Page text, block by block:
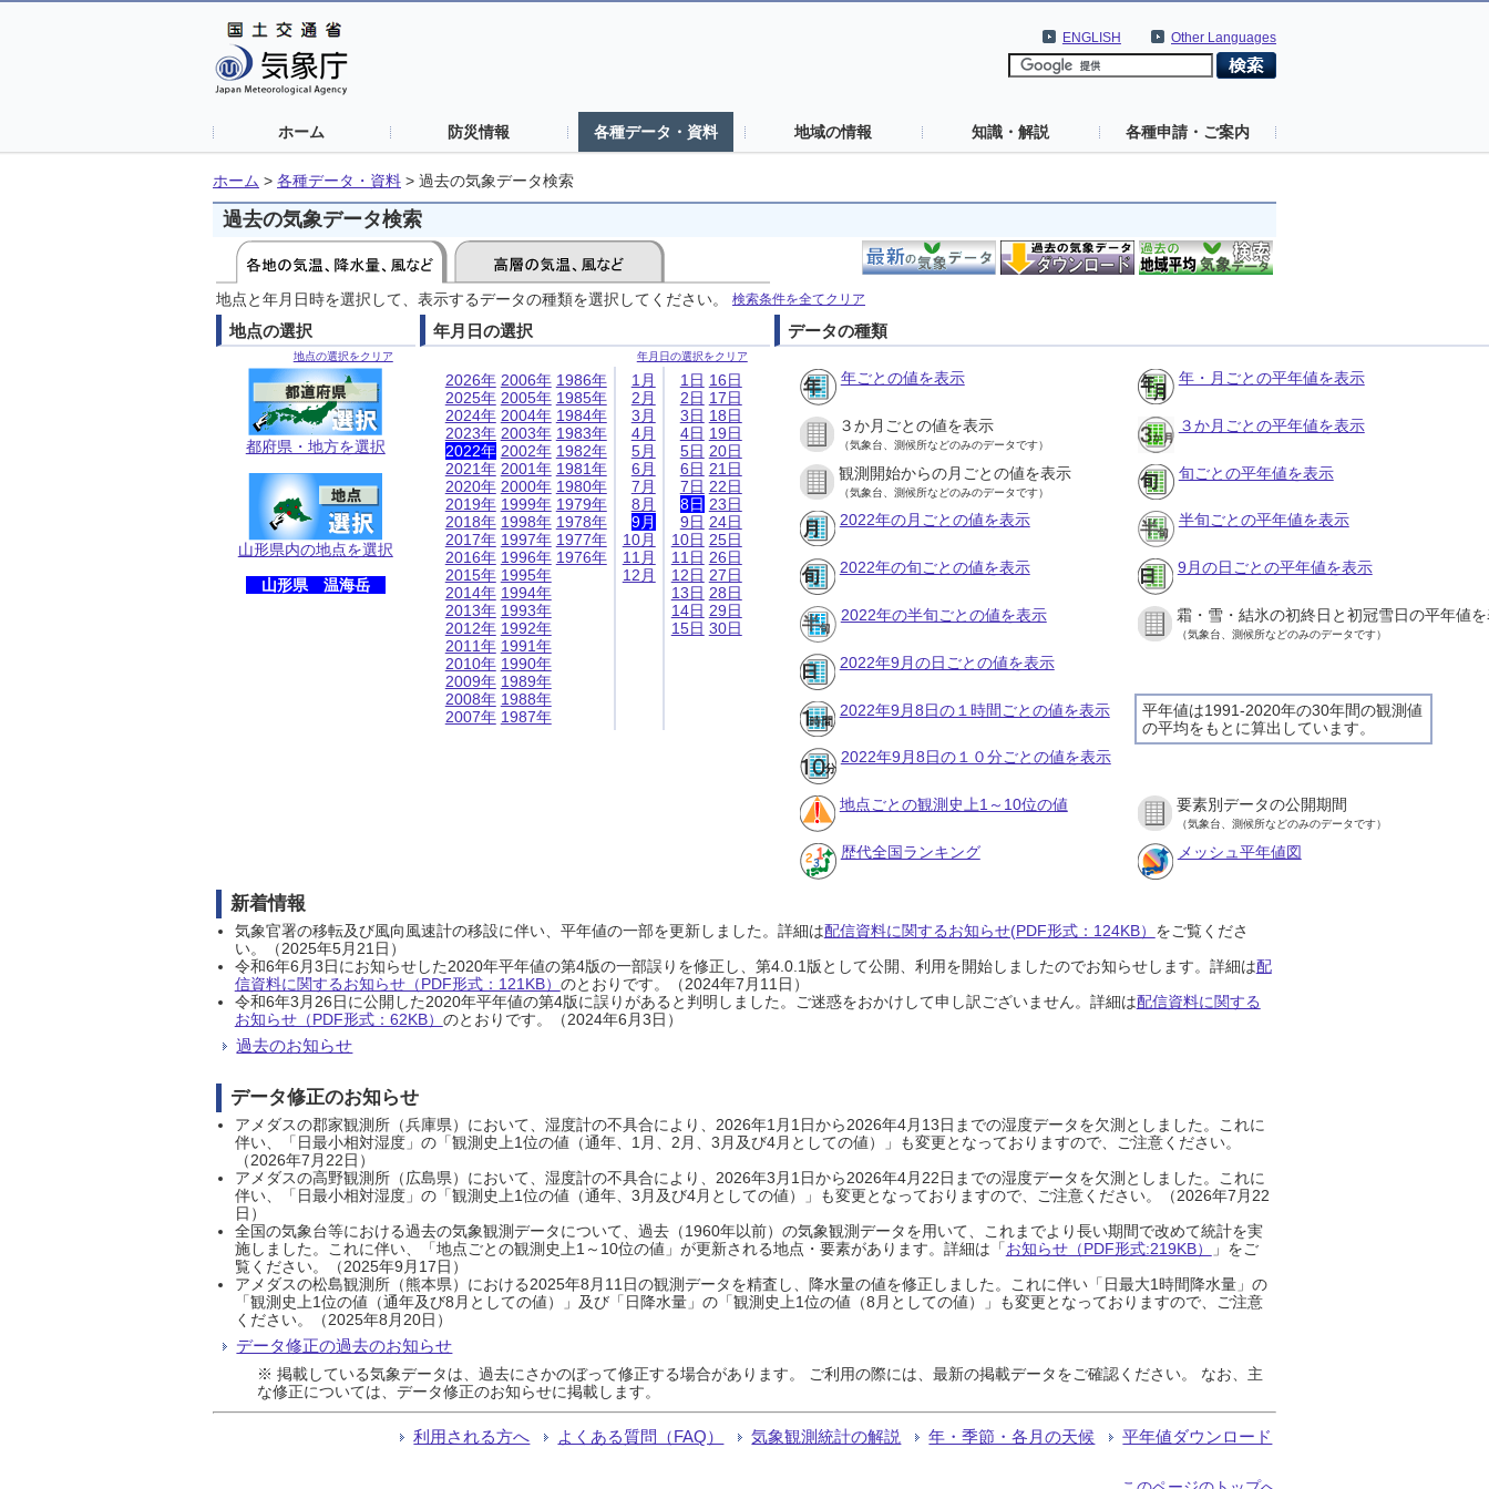
Other Languages
ENGLISH
ホーム 防災情報 各種データ・資料 地域の情報 知識・解説 各種申請・ご案内
ホーム > 各種データ・資料 > 過去の気象データ検索
過去の気象データ検索
地点と年月日時を選択して、表示するデータの種類を選択してください。 検索条件を全てクリア
地点の選択
地点の選択をクリア
都府県・地方を選択
山形県内の地点を選択
山形県 温海岳
年月日の選択
年月日の選択をクリア
2026年
2025年
2024年
2023年
2022年
2021年
2020年
2019年
2018年
2017年
2016年
2015年
2014年
2013年
2012年
2011年
2010年
2009年
2008年
2007年
2006年
2005年
2004年
2003年
2002年
2001年
2000年
1999年
1998年
1997年
1996年
1995年
1994年
1993年
1992年
1991年
1990年
1989年
1988年
1987年
1986年
1985年
1984年
1983年
1982年
1981年
1980年
1979年
1978年
1977年
1976年
1月
2月
3月
4月
5月
6月
7月
8月
9月
10月
11月
12月
1日
2日
3日
4日
5日
6日
7日
8日
9日
10日
11日
12日
13日
14日
15日
16日
17日
18日
19日
20日
21日
22日
23日
24日
25日
26日
27日
28日
29日
30日
データの種類
年ごとの値を表示 年・月ごとの平年値を表示
３か月ごとの値を表示
（気象台、測候所などのみのデータです）
３か月ごとの平年値を表示
観測開始からの月ごとの値を表示
（気象台、測候所などのみのデータです）
旬ごとの平年値を表示
2022年の月ごとの値を表示 半旬ごとの平年値を表示
2022年の旬ごとの値を表示 9月の日ごとの平年値を表示
2022年の半旬ごとの値を表示 霜・雪・結氷の初終日と初冠雪日の平年値
（気象台、測候所などのみのデータです）
2022年9月の日ごとの値を表示
平年値は1991-2020年の30年間の観測値
の平均をもとに算出しています。
2022年9月8日の１時間ごとの値を表示
2022年9月8日の１０分ごとの値を表示
地点ごとの観測史上1～10位の値 要素別データの公開期間
（気象台、測候所などのみのデータです）
歴代全国ランキング メッシュ平年値図
新着情報
気象官署の移転及び風向風速計の移設に伴い、平年値の一部を更新しました。詳細は配信資料に関するお知らせ(PDF形式：124KB） をご覧くださ
い。（2025年5月21日）
令和6年6月3日にお知らせした2020年平年値の第4版の一部誤りを修正し、第4.0.1版として公開、利用を開始しましたのでお知らせします。詳細は配
信資料に関するお知らせ（PDF形式：121KB） のとおりです。（2024年7月11日）
令和6年3月26日に公開した2020年平年値の第4版に誤りがあると判明しました。ご迷惑をおかけして申し訳ございません。詳細は配信資料に関する
お知らせ（PDF形式：62KB） のとおりです。（2024年6月3日）
過去のお知らせ
データ修正のお知らせ
アメダスの郡家観測所（兵庫県）において、湿度計の不具合により、2026年1月1日から2026年4月13日までの湿度データを欠測としました。これに
伴い、「日最小相対湿度」の「観測史上1位の値（通年、1月、2月、3月及び4月としての値）」も変更となっておりますので、ご注意ください。
（2026年7月22日）
アメダスの高野観測所（広島県）において、湿度計の不具合により、2026年3月1日から2026年4月22日までの湿度データを欠測としました。これに
伴い、「日最小相対湿度」の「観測史上1位の値（通年、3月及び4月としての値）」も変更となっておりますので、ご注意ください。（2026年7月22
日）
全国の気象台等における過去の気象観測データについて、過去（1960年以前）の気象観測データを用いて、これまでより長い期間で改めて統計を実
施しました。これに伴い、「地点ごとの観測史上1～10位の値」が更新される地点・要素があります。詳細は「お知らせ（PDF形式:219KB）
」をご
覧ください。（2025年9月17日）
アメダスの松島観測所（熊本県）における2025年8月11日の観測データを精査し、降水量の値を修正しました。これに伴い「日最大1時間降水量」の
「観測史上1位の値（通年及び8月としての値）」及び「日降水量」の「観測史上1位の値（8月としての値）」も変更となっておりますので、ご注意
ください。（2025年8月20日）
データ修正の過去のお知らせ
※ 掲載している気象データは、過去にさかのぼって修正する場合があります。 ご利用の際には、最新の掲載データをご確認ください。 なお、主
な修正については、データ修正のお知らせに掲載します。
利用される方へ よくある質問（FAQ） 気象観測統計の解説 年・季節・各月の天候 平年値ダウンロード